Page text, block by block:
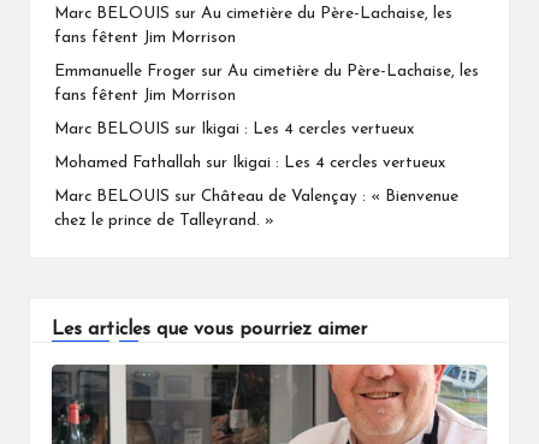
Marc BELOUIS sur Au cimetière du Père-Lachaise, les
fans fêtent Jim Morrison
Emmanuelle Froger sur Au cimetière du Père-Lachaise, les
fans fêtent Jim Morrison
Marc BELOUIS sur Ikigai : Les 4 cercles vertueux
Mohamed Fathallah sur Ikigai : Les 4 cercles vertueux
Marc BELOUIS sur Château de Valençay : « Bienvenue
chez le prince de Talleyrand. »
Les articles que vous pourriez aimer